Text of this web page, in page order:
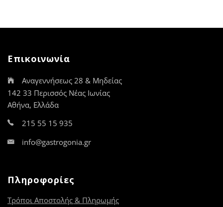
επιλογές
Επικοινωνία
Αναγεννήσεως 28 & Μηδείας
142 33 Περισσός Νέας Ιωνίας
Αθήνα, Ελλάδα
215 55 15 935
info@gastrogonia.gr
Πληροφορίες
Τρόποι Αποστολής & Πληρωμής